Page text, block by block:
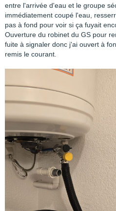
entre l'arrivée d'eau et le groupe
immédiatement coupé l'eau,
pas à fond pour voir si ça fuyait
Ouverture du robinet du GS pour
fuite à signaler donc j'ai ouvert à
remis le courant.